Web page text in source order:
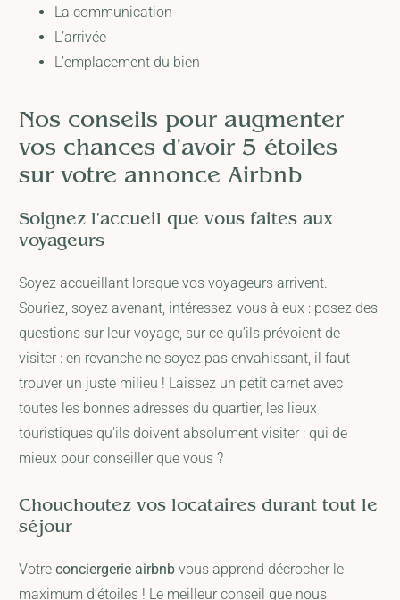
La communication
L’arrivée
L’emplacement du bien
Nos conseils pour augmenter
vos chances d'avoir 5 étoiles
sur votre annonce Airbnb
Soignez l'accueil que vous faites aux
voyageurs
Soyez accueillant lorsque vos voyageurs arrivent.
Souriez, soyez avenant, intéressez-vous à eux : posez des
questions sur leur voyage, sur ce qu’ils prévoient de
visiter : en revanche ne soyez pas envahissant, il faut
trouver un juste milieu ! Laissez un petit carnet avec
toutes les bonnes adresses du quartier, les lieux
touristiques qu'ils doivent absolument visiter : qui de
mieux pour conseiller que vous ?
Chouchoutez vos locataires durant tout le
séjour
Votreconciergerie airbnb vous apprend décrocher le
maximum d’étoiles ! Le meilleur conseil que nous